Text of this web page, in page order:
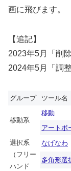
画に飛びます。
【追記】
2023年5月「削
2024年5月「調
グループ ツール名
移動系
移動
アートボ
選択系
（フリー
ハンド
なげなわ
多角形選